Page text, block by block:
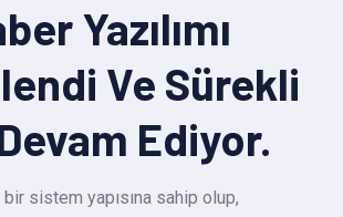
Yazılımı
Ve Sürekli
Ediyor.
bir sistem yapısına sahip olup,